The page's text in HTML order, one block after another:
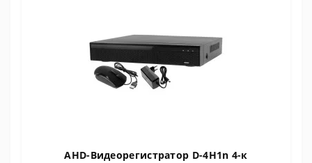
AHD-Видеорегистратор D-4H1n 4-к